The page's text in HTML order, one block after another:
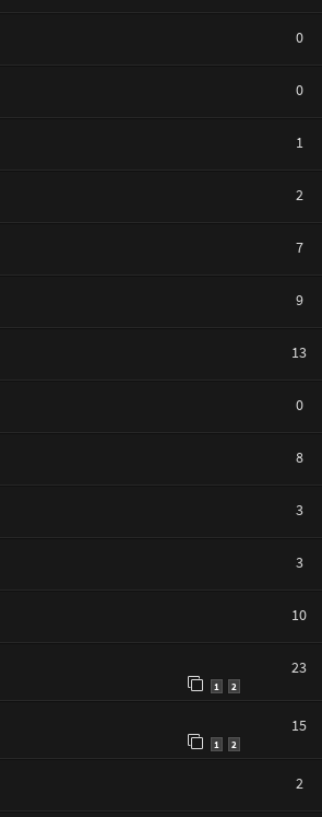
0
0
1
2
7
9
13
0
8
3
3
10
1 2
23
1 2
15
2